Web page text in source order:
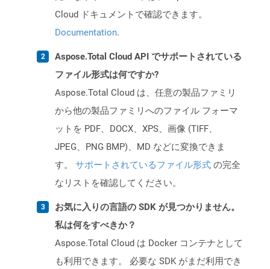
Cloud ドキュメントで確認できます。
Documentation.
Aspose.Total Cloud API でサポートされている
ファイル形式は何ですか?
Aspose.Total Cloud は、任意の製品ファミリ
から他の製品ファミリへのファイル フォーマ
ットを PDF、DOCX、XPS、画像 (TIFF、
JPEG、PNG BMP)、MD などに変換できま
す。 サポートされているファイル形式 の完全
なリストを確認してください。
お気に入りの言語の SDK が見つかりません。
私は何をすべきか？
Aspose.Total Cloud は Docker コンテナとして
も利用できます。 必要な SDK がまだ利用でき